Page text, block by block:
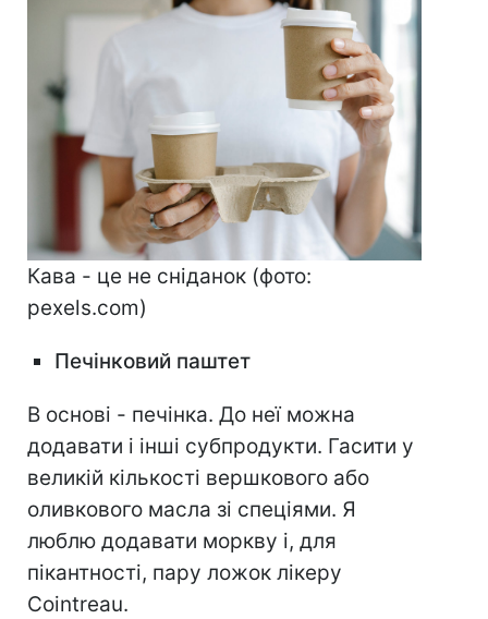
Кава - це не сніданок (фото:
pexels.com)
Печінковий паштет
В основі - печінка. До неї можна
додавати і інші субпродукти. Гасити у
великій кількості вершкового або
оливкового масла зі спеціями. Я
люблю додавати моркву і, для
пікантності, пару ложок лікеру
Cointreau.